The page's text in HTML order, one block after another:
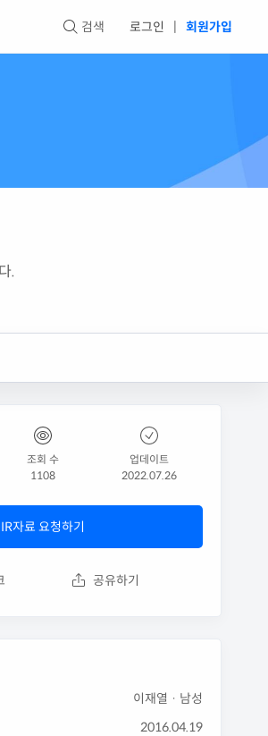
검색 로그인 회원가입
.
조회 수
1108
업데이트
2022.07.26
IR자료 요청하기
공유하기
이재열 · 남성
2016.04.19